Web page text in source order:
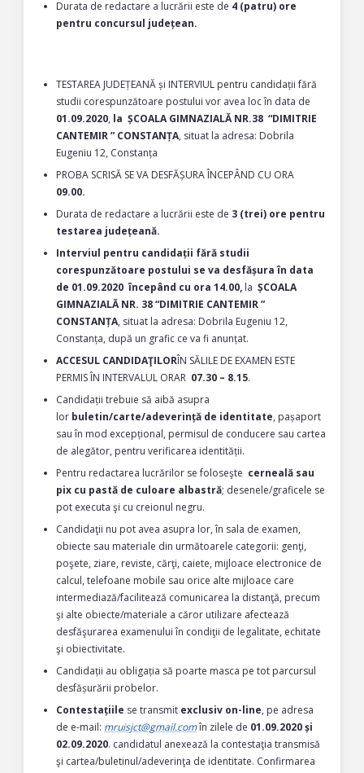
Durata de redactare a lucrării este de 4 (patru) ore
pentru concursul județean.
TESTAREA JUDEȚEANĂ și INTERVIUL pentru candidații fără
studii corespunzătoare postului vor avea loc în data de
01.09.2020, la ȘCOALA GIMNAZIALĂ NR.38 “DIMITRIE
CANTEMIR ” CONSTANȚA, situat la adresa: Dobrila
Eugeniu 12, Constanța
PROBA SCRISĂ SE VA DESFĂȘURA ÎNCEPÂND CU ORA
09.00.
Durata de redactare a lucrării este de 3 (trei) ore pentru
testarea județeană.
Interviul pentru candidații fără studii
corespunzătoare postului se va desfășura în data
de 01.09.2020 începând cu ora 14.00, la ȘCOALA
GIMNAZIALĂ NR. 38 “DIMITRIE CANTEMIR ”
CONSTANȚA, situat la adresa: Dobrila Eugeniu 12,
Constanța, după un grafic ce va fi anunțat.
ACCESUL CANDIDAŢILORÎN SĂLILE DE EXAMEN ESTE
PERMIS ÎN INTERVALUL ORAR 07.30 – 8.15.
Candidații trebuie să aibă asupra
lor buletin/carte/adeverință de identitate, pașaport
sau în mod excepțional, permisul de conducere sau cartea
de alegător, pentru verificarea identității.
Pentru redactarea lucrărilor se foloseşte cerneală sau
pix cu pastă de culoare albastră; desenele/graficele se
pot executa şi cu creionul negru.
Candidaţii nu pot avea asupra lor, în sala de examen,
obiecte sau materiale din următoarele categorii: genţi,
poşete, ziare, reviste, cărţi, caiete, mijloace electronice de
calcul, telefoane mobile sau orice alte mijloace care
intermediază/facilitează comunicarea la distanţă, precum
şi alte obiecte/materiale a căror utilizare afectează
desfăşurarea examenului în condiţii de legalitate, echitate
şi obiectivitate.
Candidații au obligația să poarte masca pe tot parcursul
desfășurării probelor.
Contestațiile se transmit exclusiv on-line, pe adresa
de e-mail: mruisjct@gmail.comîn zilele de 01.09.2020 și
02.09.2020. candidatul anexează la contestaţia transmisă
şi cartea/buletinul/adeverinţa de identitate. Confirmarea